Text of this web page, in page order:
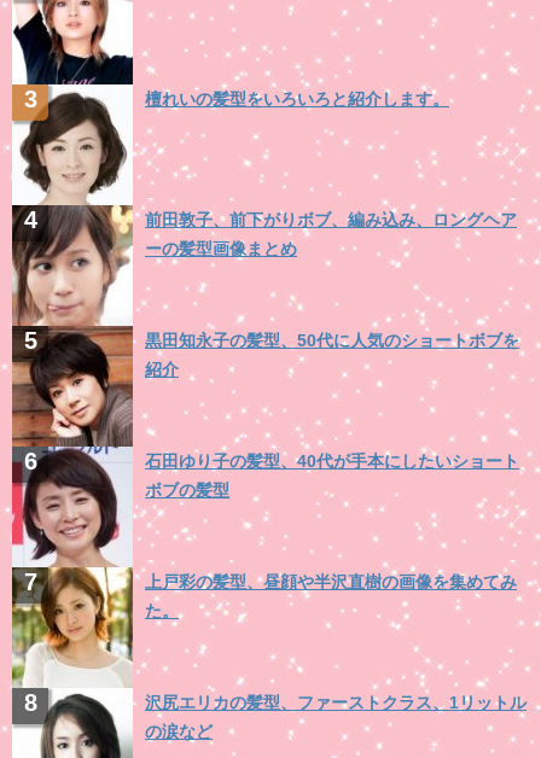
檀れいの髪型をいろいろと紹介します。
前田敦子、前下がりボブ、編み込み、ロングヘア
ーの髪型画像まとめ
黒田知永子の髪型、50代に人気のショートボブを
紹介
石田ゆり子の髪型、40代が手本にしたいショート
ボブの髪型
上戸彩の髪型、昼顔や半沢直樹の画像を集めてみ
た。
沢尻エリカの髪型、ファーストクラス、1リットル
の涙など